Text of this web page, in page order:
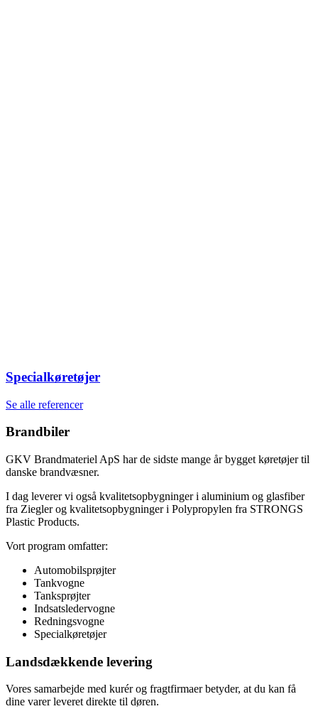
Specialkøretøjer
Se alle referencer
Brandbiler
GKV Brandmateriel ApS har de sidste mange år bygget køretøjer til
danske brandvæsner.
I dag leverer vi også kvalitetsopbygninger i aluminium og glasfiber
fra Ziegler og kvalitetsopbygninger i Polypropylen fra STRONGS
Plastic Products.
Vort program omfatter:
Automobilsprøjter
Tankvogne
Tanksprøjter
Indsatsledervogne
Redningsvogne
Specialkøretøjer
Landsdækkende levering
Vores samarbejde med kurér og fragtfirmaer betyder, at du kan få
dine varer leveret direkte til døren.